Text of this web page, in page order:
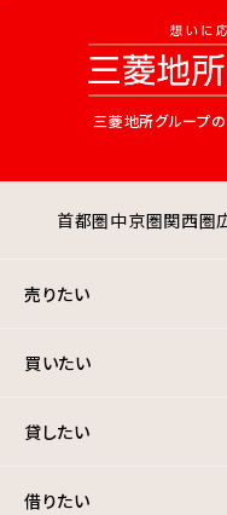
三菱地所グループの
首都圏中京圏関西圏
売りたい
買いたい
貸したい
借りたい